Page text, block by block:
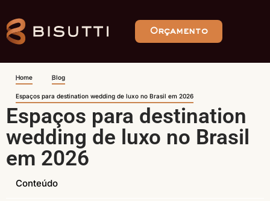
Orçamento
Home Blog
Espaços para destination wedding de luxo no Brasil em 2026
Espaços para destination
wedding de luxo no Brasil
em 2026
Conteúdo